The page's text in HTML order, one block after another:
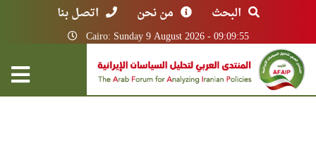
البحث من نحن اتصل بنا
Cairo: Sunday 9 August 2026 - 09:09:55